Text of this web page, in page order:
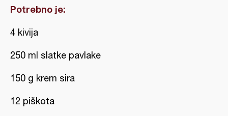
Potrebno je:
4 kivija
250 ml slatke pavlake
150 g krem sira
12 piškota